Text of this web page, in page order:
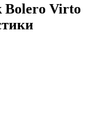
Bolero Virto